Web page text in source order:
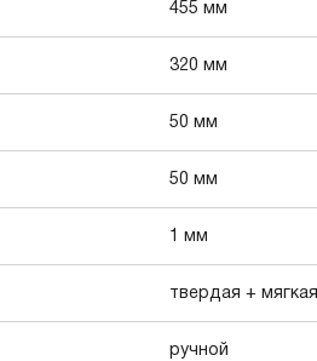
455 мм
320 мм
50 мм
50 мм
1 мм
твердая + мягкая
ручной